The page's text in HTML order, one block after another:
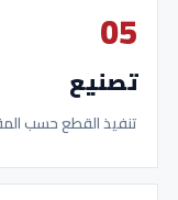
05
تصنيع
تنفيذ القطع حسب